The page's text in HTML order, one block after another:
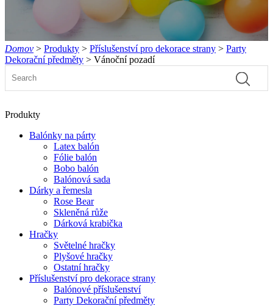
Domov > Produkty > Příslušenství pro dekorace strany > Party
Dekorační předměty > Vánoční pozadí
Produkty
Balónky na párty
Latex balón
Fólie balón
Bobo balón
Balónová sada
Dárky a řemesla
Rose Bear
Skleněná růže
Dárková krabička
Hračky
Světelné hračky
Plyšové hračky
Ostatní hračky
Příslušenství pro dekorace strany
Balónové příslušenství
Party Dekorační předměty